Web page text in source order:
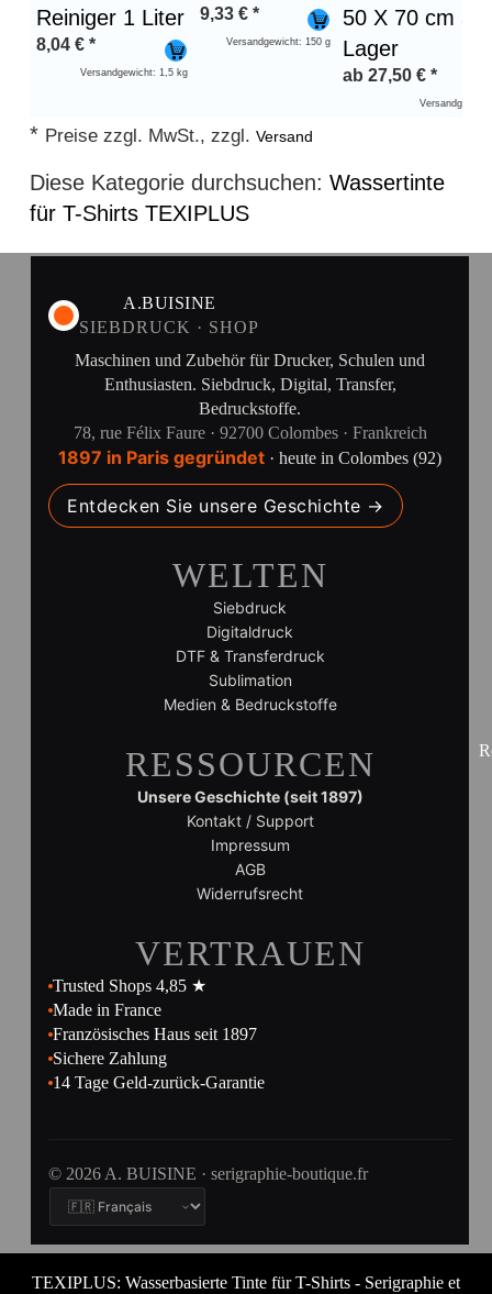
Reiniger 1 Liter
8,04 € *
Versandgewicht: 1,5 kg
9,33 € *
Versandgewicht: 150 g
50 X 70 cm auf
Lager
ab 27,50 € *
* Preise zzgl. MwSt., zzgl.Versand
Diese Kategorie durchsuchen:Wassertinte
für T-Shirts TEXIPLUS
A.BUISINE
SIEBDRUCK · SHOP
Maschinen und Zubehör für Drucker, Schulen und
Enthusiasten. Siebdruck, Digital, Transfer,
Bedruckstoffe.
78, rue Félix Faure · 92700 Colombes · Frankreich
1897 in Paris gegründet · heute in Colombes (92)
Entdecken Sie unsere Geschichte →
WELTEN
Siebdruck
Digitaldruck
DTF & Transferdruck
Sublimation
Medien & Bedruckstoffe
RESSOURCEN
Unsere Geschichte (seit 1897)
Kontakt / Support
Impressum
AGB
Widerrufsrecht
VERTRAUEN
Trusted Shops 4,85 ★
Made in France
Französisches Haus seit 1897
Sichere Zahlung
14 Tage Geld-zurück-Garantie
© 2026 A. BUISINE · serigraphie-boutique.fr
TEXIPLUS: Wasserbasierte Tinte für T-Shirts - Serigraphie et